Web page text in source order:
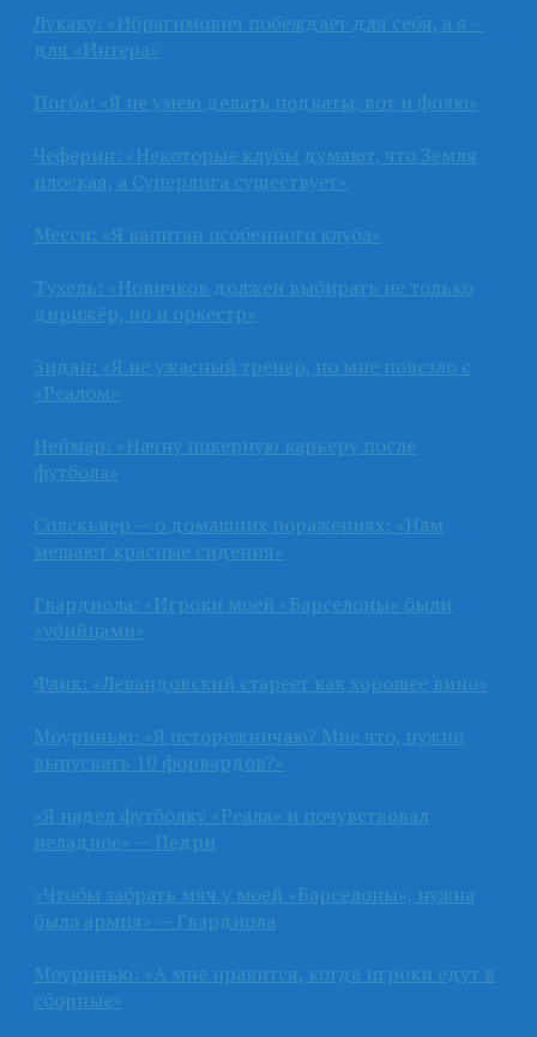
Лукаку: «Ибрагимович побеждает для себя, а я –
для «Интера»
Погба: «Я не умею делать подкаты, вот и фолю»
Чеферин: «Некоторые клубы думают, что Земля
плоская, а Суперлига существует»
Месси: «Я капитан особенного клуба»
Тухель: «Новичков должен выбирать не только
дирижёр, но и оркестр»
Зидан: «Я не ужасный тренер, но мне повезло с
«Реалом»
Неймар: «Начну покерную карьеру после
футбола»
Солскьяер — о домашних поражениях: «Нам
мешают красные сидения»
Гвардиола: «Игроки моей «Барселоны» были
«убийцами»
Флик: «Левандовский стареет как хорошее вино»
Моуринью: «Я осторожничаю? Мне что, нужно
выпускать 10 форвардов?»
«Я надел футболку «Реала» и почувствовал
неладное» — Педри
«Чтобы забрать мяч у моей «Барселоны», нужна
была армия» — Гвардиола
Моуринью: «А мне нравится, когда игроки едут в
сборные»